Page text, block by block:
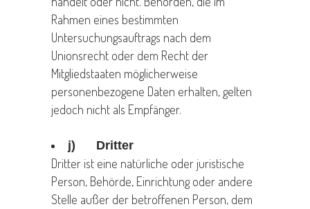
Rahmen eines bestimmten
Untersuchungsauftrags nach dem
Unionsrecht oder dem Recht der
Mitgliedstaaten möglicherweise
personenbezogene Daten erhalten, gelten
jedoch nicht als Empfänger.
j) Dritter
Dritter ist eine natürliche oder juristische
Person, Behörde, Einrichtung oder andere
Stelle außer der betroffenen Person, dem